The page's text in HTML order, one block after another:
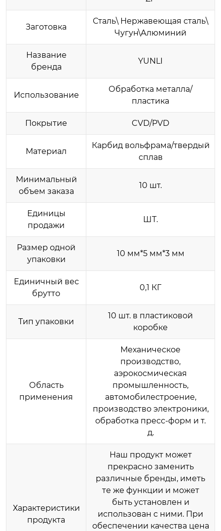
Заготовка
Сталь\ Нержавеющая сталь\
Чугун\Алюминий
Название
бренда
YUNLI
Использование
Обработка металла/
пластика
Покрытие CVD/PVD
Материал
Карбид вольфрама/твердый
сплав
Минимальный
объем заказа
10 шт.
Единицы
продажи
ШТ.
Размер одной
упаковки
10 мм*5 мм*3 мм
Единичный вес
брутто
0,1 КГ
Тип упаковки
10 шт. в пластиковой
коробке
Область
применения
Механическое
производство,
аэрокосмическая
промышленность,
автомобилестроение,
производство электроники,
обработка пресс-форм и т.
д.
Характеристики
продукта
Наш продукт может
прекрасно заменить
различные бренды, иметь
те же функции и может
быть установлен и
использован с ними. При
обеспечении качества цена